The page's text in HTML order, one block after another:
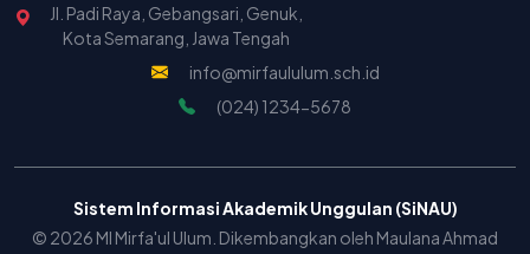
Jl. Padi Raya, Gebangsari, Genuk,
Kota Semarang, Jawa Tengah
info@mirfaululum.sch.id
(024) 1234-5678
Sistem Informasi Akademik Unggulan (SiNAU)
© 2026 MI Mirfa'ul Ulum. Dikembangkan oleh Maulana Ahmad